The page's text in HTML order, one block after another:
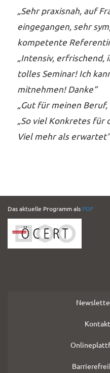
„Sehr praxisnah, auf
eingegangen, sehr
kompetente
„Intensiv,
tolles Seminar! Ich
mitnehmen! Danke“
„Gut für meinen
So viel Konkretes für
Viel mehr als erwartet“
PDF
Folder
Das aktuelle Programm als PDF